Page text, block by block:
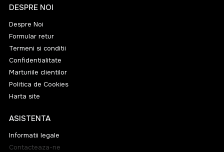
DESPRE NOI
Despre Noi
Formular retur
Termeni si conditii
Confidentialitate
Marturiile clientilor
Politica de Cookies
Harta site
ASISTENTA
Informatii legale
Contacteaza-ne